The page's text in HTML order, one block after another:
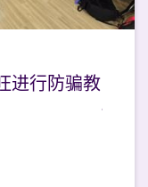
进行防骗教